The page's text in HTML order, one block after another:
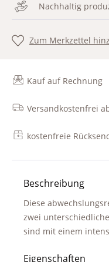
Nachhaltig
Zum Merkzettel
Kauf auf Rechnung
Versandkostenfrei
kostenfreie
Beschreibung
Diese
zwei
sind mit einem
Eigenschaften